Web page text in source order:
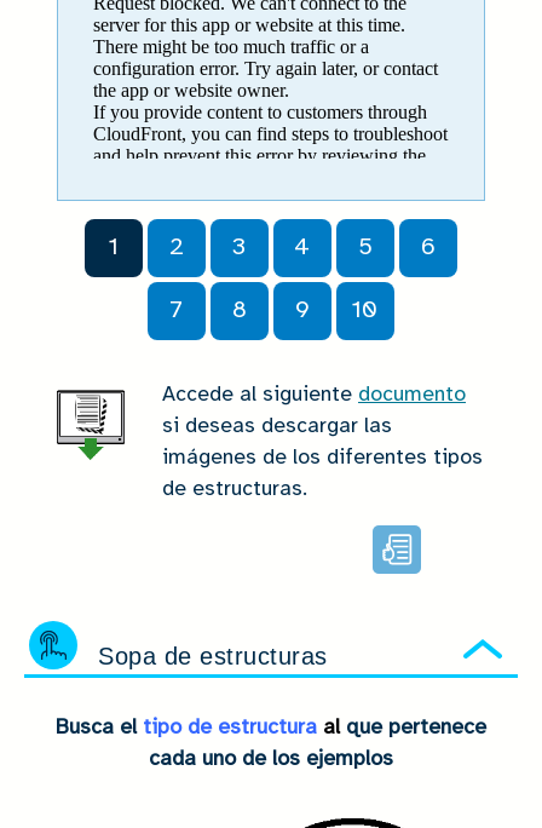
Lectura
facilitada
1 2 3 4 5 6
7 8 9 10
Accede al siguiente documento
si deseas descargar las
imágenes de los diferentes tipos
de estructuras.
Sopa de estructuras
Busca el tipo de estructura alque pertenece
cada uno de los ejemplos